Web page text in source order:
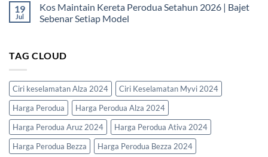
Pekerjaan
Kereta
Perodua
2026
Contoh
on
Bajet
Kereta
atau
Gaji
Beli
Perodua
2026
19
Jul
Kos Maintain Kereta Perodua Setahun 2026 | Bajet
Sebenar Setiap Model
Kos
Maintain
Setahun
2026
|
Bajet
Sebenar
Setiap
Model
TAG CLOUD
Ciri keselamatan Alza 2024
Ciri Keselamatan Myvi 2024
Harga Perodua
Harga Perodua Alza 2024
Harga Perodua Aruz 2024
Harga Perodua Ativa 2024
Harga Perodua Bezza
Harga Perodua Bezza 2024